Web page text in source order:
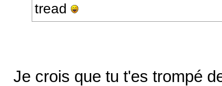
tread
Je crois que tu t'es trompé